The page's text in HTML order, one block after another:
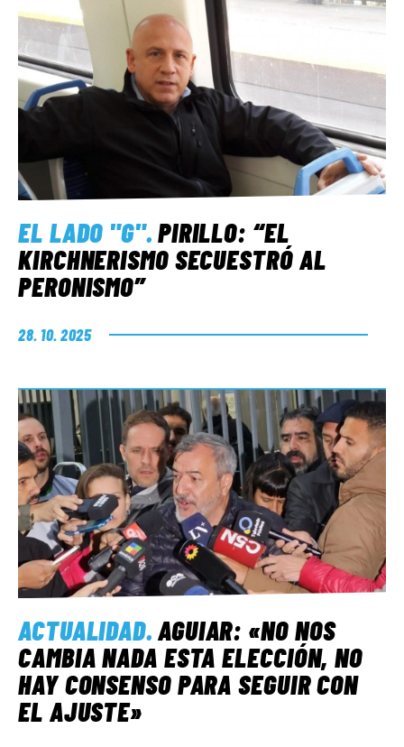
EL LADO "G".PIRILLO: “EL
KIRCHNERISMO SECUESTRÓ AL
PERONISMO”
28. 10. 2025
ACTUALIDAD.AGUIAR: «NO NOS
CAMBIA NADA ESTA ELECCIÓN, NO
HAY CONSENSO PARA SEGUIR CON
EL AJUSTE»